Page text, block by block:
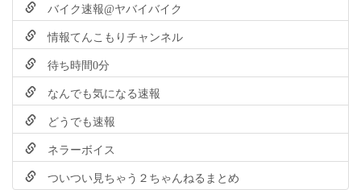
バイク速報@ヤバイバイク
情報てんこもりチャンネル
待ち時間0分
なんでも気になる速報
どうでも速報
ネラーボイス
ついつい見ちゃう２ちゃんねるまとめ